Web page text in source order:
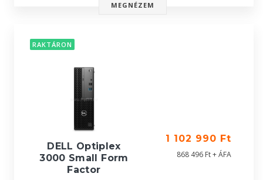
MEGNÉZEM
RAKTÁRON
DELL Optiplex
3000 Small Form
Factor
1 102 990 Ft
868 496 Ft + ÁFA